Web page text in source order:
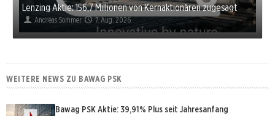
Lenzing Aktie: 156,7 Millionen von Kernaktionären zugesagt
Andreas Sommer 7. Aug. 2026
WEITERE NEWS ZU BAWAG PSK
Bawag PSK Aktie: 39,91% Plus seit Jahresanfang